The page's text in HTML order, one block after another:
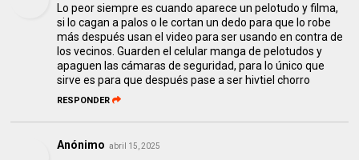
Lo peor siempre es cuando aparece un pelotudo y filma,
si lo cagan a palos o le cortan un dedo para que lo robe
más después usan el video para ser usando en contra de
los vecinos. Guarden el celular manga de pelotudos y
apaguen las cámaras de seguridad, para lo único que
sirve es para que después pase a ser hivtiel chorro
RESPONDER
Anónimo abril 15, 2025